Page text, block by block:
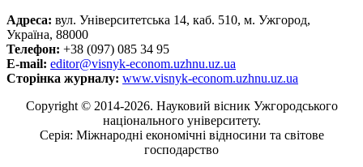
Адреса: вул. Університетська 14, каб. 510, м. Ужгород,
Україна, 88000
Телефон: +38 (097) 085 34 95
E-mail: editor@visnyk-econom.uzhnu.uz.ua
Сторінка журналу: www.visnyk-econom.uzhnu.uz.ua
Copyright © 2014-2026. Науковий вісник Ужгородського
національного університету.
Серія: Міжнародні економічні відносини та світове
господарство